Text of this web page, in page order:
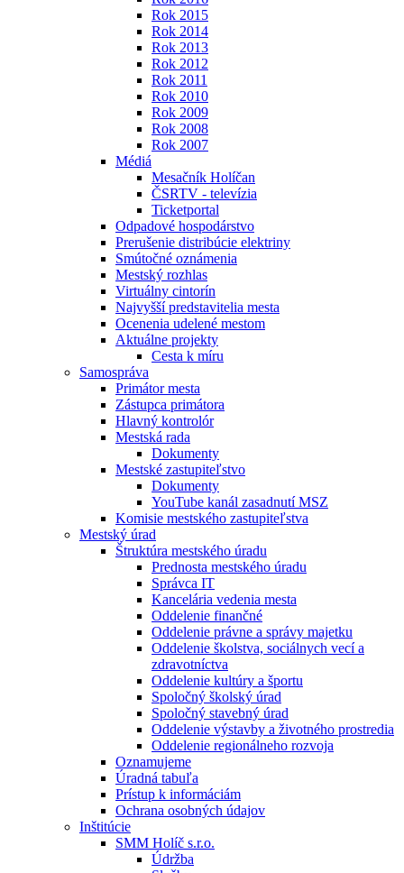
Rok 2015
Rok 2014
Rok 2013
Rok 2012
Rok 2011
Rok 2010
Rok 2009
Rok 2008
Rok 2007
Médiá
Mesačník Holíčan
ČSRTV - televízia
Ticketportal
Odpadové hospodárstvo
Prerušenie distribúcie elektriny
Smútočné oznámenia
Mestský rozhlas
Virtuálny cintorín
Najvyšší predstavitelia mesta
Ocenenia udelené mestom
Aktuálne projekty
Cesta k míru
Samospráva
Primátor mesta
Zástupca primátora
Hlavný kontrolór
Mestská rada
Dokumenty
Mestské zastupiteľstvo
Dokumenty
YouTube kanál zasadnutí MSZ
Komisie mestského zastupiteľstva
Mestský úrad
Štruktúra mestského úradu
Prednosta mestského úradu
Správca IT
Kancelária vedenia mesta
Oddelenie finančné
Oddelenie právne a správy majetku
Oddelenie školstva, sociálnych vecí a
zdravotníctva
Oddelenie kultúry a športu
Spoločný školský úrad
Spoločný stavebný úrad
Oddelenie výstavby a životného prostredia
Oddelenie regionálneho rozvoja
Oznamujeme
Úradná tabuľa
Prístup k informáciám
Ochrana osobných údajov
Inštitúcie
SMM Holíč s.r.o.
Údržba